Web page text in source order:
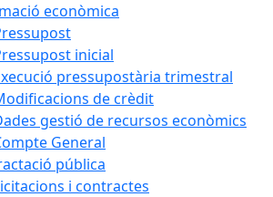
econòmica
inicial
pressupostària trimestral
de crèdit
gestió de recursos econòmics
General
pública
i contractes